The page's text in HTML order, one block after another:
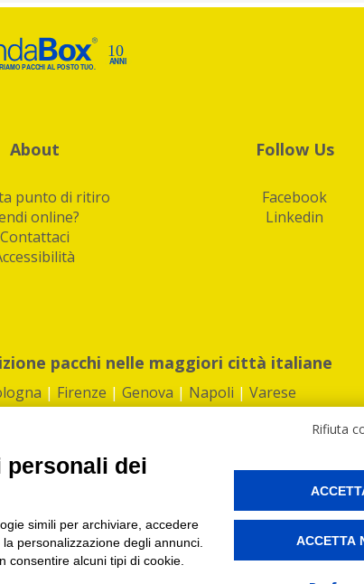
About
punto di ritiro
online?
Contattaci
Follow Us
Facebook
Linkedin
pacchi nelle maggiori città italiane
| Firenze | Genova | Napoli | Varese
50.000€ |Whistleblowing|Privacy|Preferenze Cookies
e Kipoint per ritirare i tuoi acquisti online e spedire i tuoi
Rifiuta
personali dei
simili per archiviare, accedere
personalizzazione degli annunci.
consentire alcuni tipi di cookie.
ACCETTA